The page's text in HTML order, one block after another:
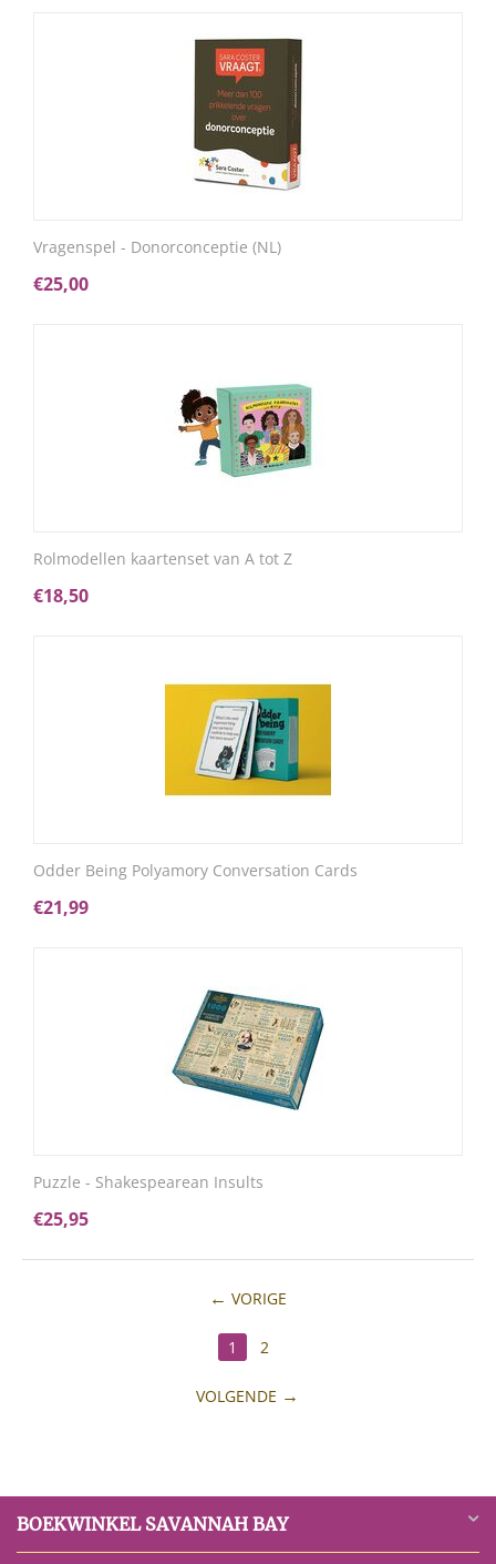
Vragenspel - Donorconceptie (NL)
€25,00
Rolmodellen kaartenset van A tot Z
€18,50
Odder Being Polyamory Conversation Cards
€21,99
Puzzle - Shakespearean Insults
€25,95
VORIGE
1 2
VOLGENDE
BOEKWINKEL SAVANNAH BAY